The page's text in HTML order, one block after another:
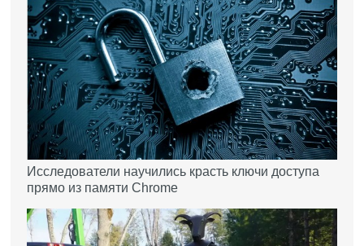
Исследователи научились красть ключи доступа
прямо из памяти Chrome